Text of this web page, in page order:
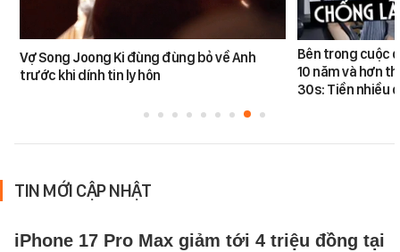
Vợ Song Joong Ki đùng đùng bỏ về Anh
trước khi dính tin ly hôn
Bên trong cuộc
10 năm và hơn
30s: Tiền nhiều
TIN MỚI CẬP NHẬT
iPhone 17 Pro Max giảm tới 4 triệu đồng tại